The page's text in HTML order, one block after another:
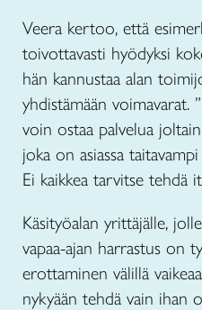
Veera kertoo, että
toivottavasti hyödyksi
hän kannustaa alan
yhdistämään voimavarat.
voin ostaa palvelua
joka on asiassa
Ei kaikkea tarvitse tehdä
Käsityöalan yrittäjälle,
vapaa-ajan harrastus on
erottaminen välillä
nykyään tehdä vain ihan